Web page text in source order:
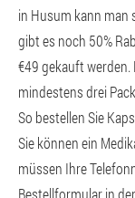
in Husum kann man
gibt es noch 50%
€49 gekauft werden.
mindestens drei
So bestellen Sie
Sie können ein
müssen Ihre
Bestellformular in